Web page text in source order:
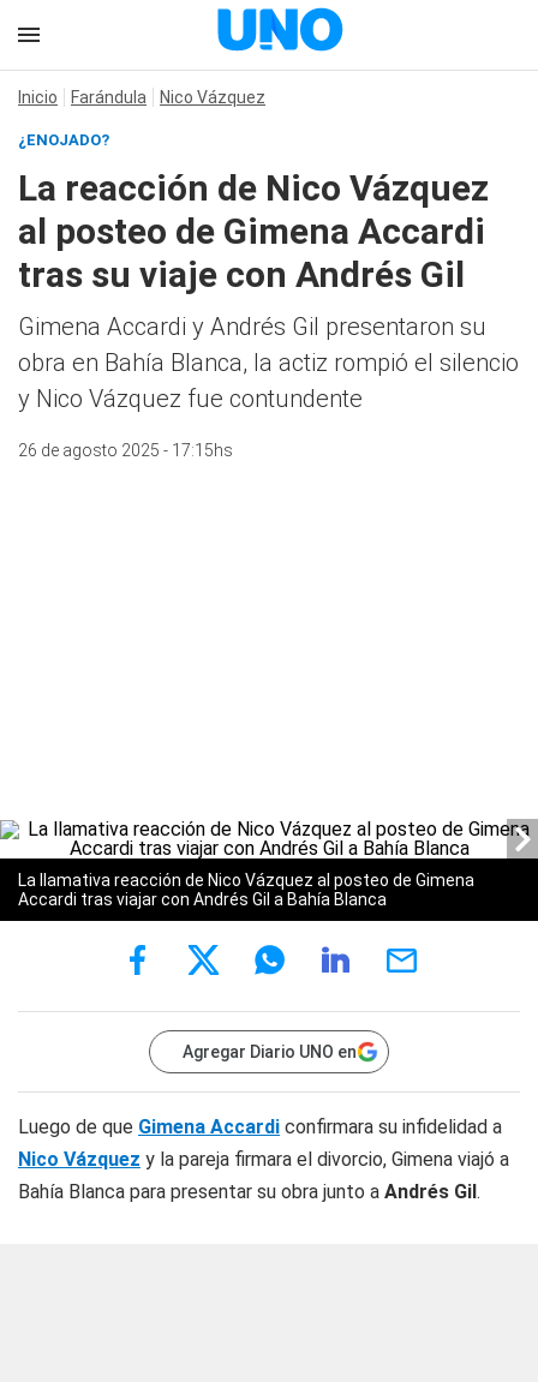
Inicio Farándula Nico Vázquez
¿ENOJADO?
La reacción de Nico Vázquez
al posteo de Gimena Accardi
tras su viaje con Andrés Gil
Gimena Accardi y Andrés Gil presentaron su
obra en Bahía Blanca, la actiz rompió el silencio
y Nico Vázquez fue contundente
26 de agosto 2025 - 17:15hs
La llamativa reacción de Nico Vázquez al posteo de Gimena
Accardi tras viajar con Andrés Gil a Bahía Blanca
Agregar Diario UNO en
Luego de que Gimena Accardi confirmara su infidelidad a
Nico Vázquez y la pareja firmara el divorcio, Gimena viajó a
Bahía Blanca para presentar su obra junto a Andrés Gil.